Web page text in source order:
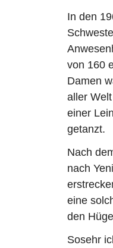
In den
von 160
Damen
aller
einer
getanzt.
Nach
nach
eine
den
Sosehr